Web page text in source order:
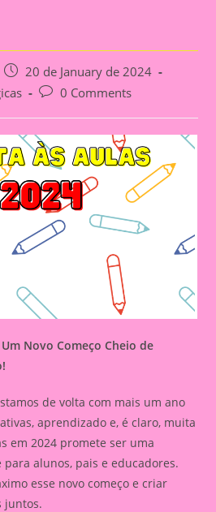
Post
published:
20 de January de 2024
Post0 Comments
Novo Começo Cheio de
de volta com mais um ano
aprendizado e, é claro, muita
em 2024 promete ser uma
alunos, pais e educadores.
esse novo começo e criar
juntos.